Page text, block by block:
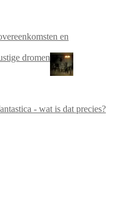
en
dromen
- wat is dat precies?